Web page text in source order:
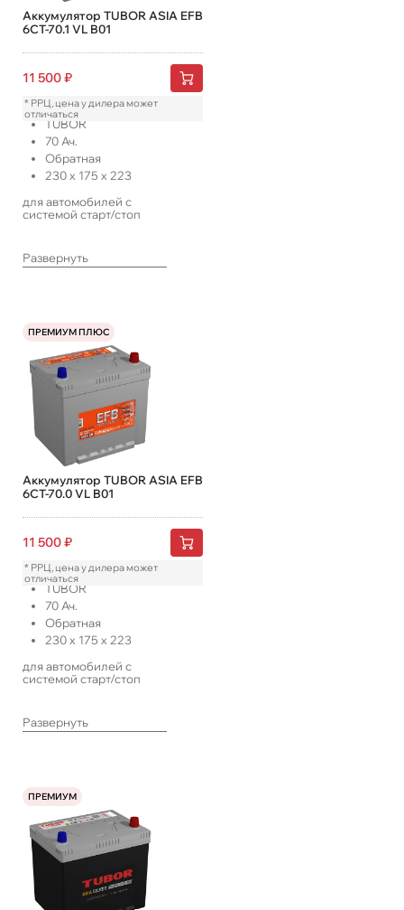
Аккумулятор TUBOR ASIA EFB
6СТ-70.1 VL B01
11 500₽
* РРЦ, цена у дилера может
отличаться
TUBOR
70 Ач.
Обратная
230x 175 x 223
для автомобилей с
системой старт/стоп
Развернуть
ПРЕМИУМ ПЛЮС
Аккумулятор TUBOR ASIA EFB
6СТ-70.0 VL B01
11 500₽
* РРЦ, цена у дилера может
отличаться
TUBOR
70 Ач.
Обратная
230x 175 x 223
для автомобилей с
системой старт/стоп
Развернуть
ПРЕМИУМ